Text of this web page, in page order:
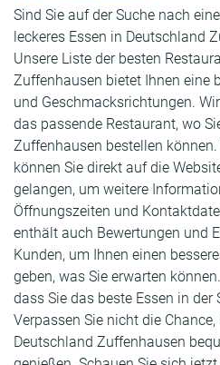
Sind Sie auf der Suche nach
leckeres Essen in Deutschland
Unsere Liste der besten
Zuffenhausen bietet Ihnen eine
und Geschmacksrichtungen.
das passende Restaurant, wo
Zuffenhausen bestellen
können Sie direkt auf die
gelangen, um weitere
Öffnungszeiten und
enthält auch Bewertungen und
Kunden, um Ihnen einen
geben, was Sie erwarten
dass Sie das beste Essen in
Verpassen Sie nicht die Chance,
Deutschland Zuffenhausen